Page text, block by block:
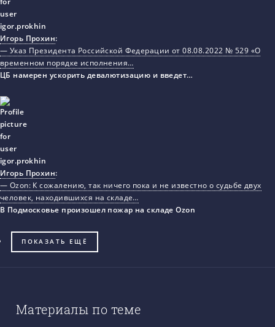
Игорь Прохин:
— Указ Президента Российской Федерации от 08.08.2022 № 529 «О
временном порядке исполнения…
ЦБ намерен ускорить девалютизацию и введет…
Игорь Прохин:
— Ozon: К сожалению, так ничего пока и не известно о судьбе двух
человек, находившихся на складе…
В Подмосковье произошел пожар на складе Ozon
ПОКАЗАТЬ ЕЩЁ
Материалы по теме